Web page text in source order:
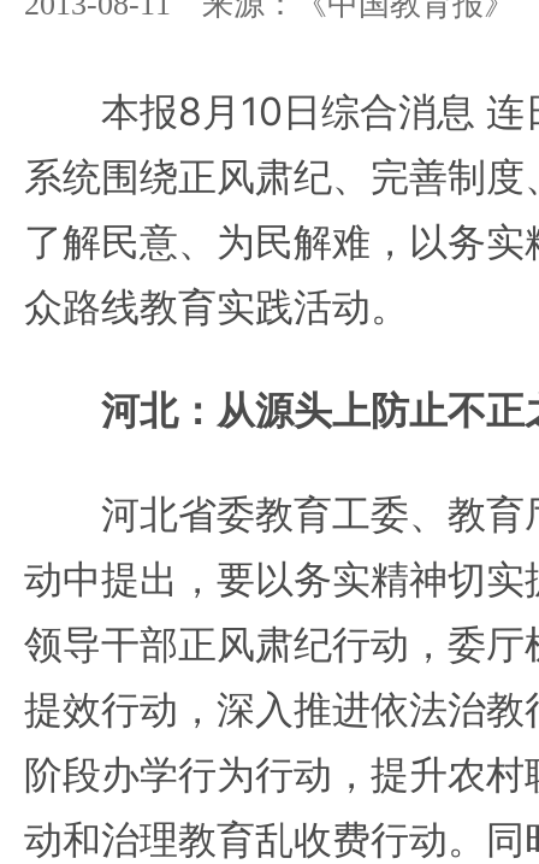
本报8月10日综合消息 连
系统围绕正风肃纪、完善制
了解民意、为民解难，以务
众路线教育实践活动。
河北：从源头上防止不正
河北省委教育工委、教育
动中提出，要以务实精神切
领导干部正风肃纪行动，委
提效行动，深入推进依法治
阶段办学行为行动，提升农
动和治理教育乱收费行动。